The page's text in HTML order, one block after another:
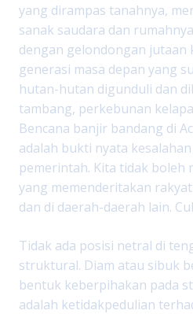
yang dirampas tanahnya,
sanak saudara dan
dengan gelondongan jutaan
generasi masa depan yang
hutan-hutan digunduli dan
tambang, perkebunan
Bencana banjir bandang di
adalah bukti nyata
pemerintah. Kita tidak boleh
yang memenderitakan
dan di daerah-daerah lain.
Tidak ada posisi netral di
struktural. Diam atau sibuk
bentuk keberpihakan pada
adalah ketidakpedulian